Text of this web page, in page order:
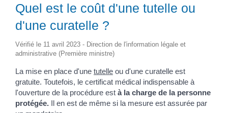
Quel est le coût d'une tutelle ou
d'une curatelle ?
Vérifié le 11 avril 2023 - Direction de l'information légale et
administrative (Première ministre)
La mise en place d'une tutelleou d'une curatelle est
gratuite. Toutefois, le certificat médical indispensable à
l'ouverture de la procédure est à la charge de la personne
protégée.Il en est de même si la mesure est assurée par